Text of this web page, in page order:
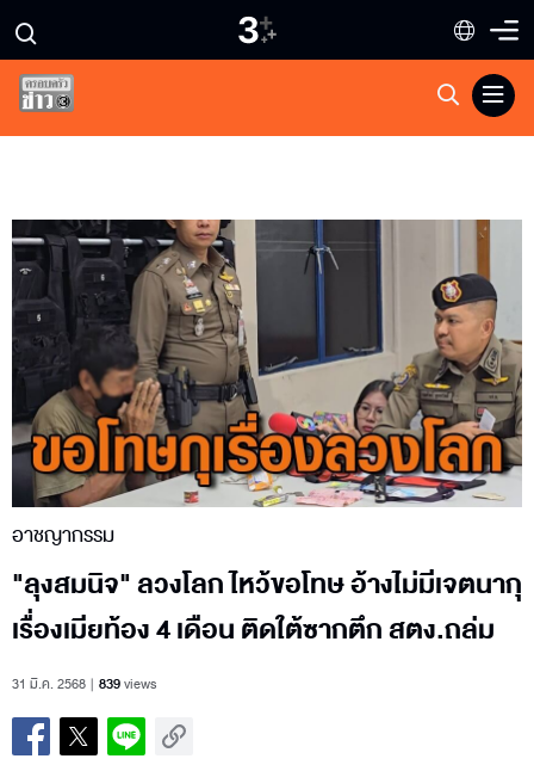
อาชญากรรม
"ลุงสมนิจ" ลวงโลก ไหว้ขอโทษ อ้างไม่มีเจตนากุ
เรื่องเมียท้อง 4 เดือน ติดใต้ซากตึก สตง.ถล่ม
31 มี.ค. 2568 839views